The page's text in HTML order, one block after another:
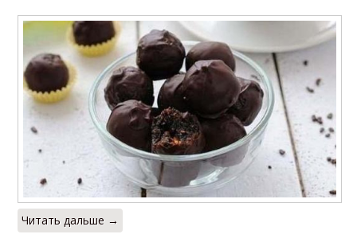
Читать дальше →